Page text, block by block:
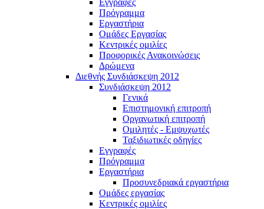
Εγγραφές
Πρόγραμμα
Εργαστήρια
Ομάδες Εργασίας
Κεντρικές ομιλίες
Προφορικές Ανακοινώσεις
Δρώμενα
Διεθνής Συνδιάσκεψη 2012
Συνδιάσκεψη 2012
Γενικά
Επιστημονική επιτροπή
Οργανωτική επιτροπή
Ομιλητές - Εμψυχωτές
Ταξιδιωτικές οδηγίες
Εγγραφές
Πρόγραμμα
Εργαστήρια
Προσυνεδριακά εργαστήρια
Ομάδες εργασίας
Κεντρικές ομιλίες